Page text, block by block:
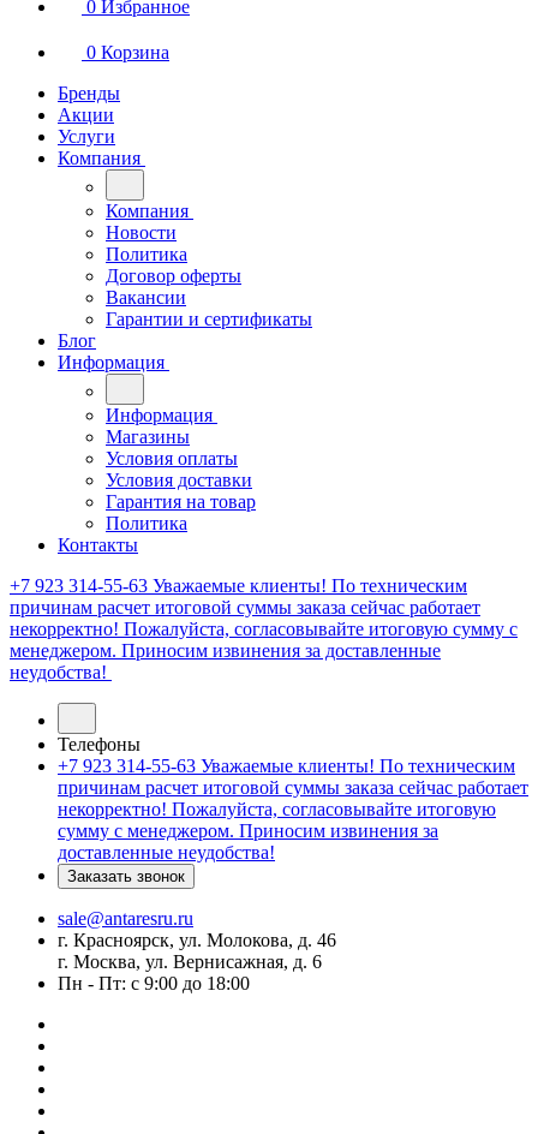
0 Избранное
0 Корзина
Бренды
Акции
Услуги
Компания
Компания
Новости
Политика
Договор оферты
Вакансии
Гарантии и сертификаты
Блог
Информация
Информация
Магазины
Условия оплаты
Условия доставки
Гарантия на товар
Политика
Контакты
+7 923 314-55-63 Уважаемые клиенты! По техническим
причинам расчет итоговой суммы заказа сейчас работает
некорректно! Пожалуйста, согласовывайте итоговую сумму с
менеджером. Приносим извинения за доставленные
неудобства!
Телефоны
+7 923 314-55-63 Уважаемые клиенты! По техническим
причинам расчет итоговой суммы заказа сейчас работает
некорректно! Пожалуйста, согласовывайте итоговую
сумму с менеджером. Приносим извинения за
доставленные неудобства!
Заказать звонок
sale@antaresru.ru
г. Красноярск, ул. Молокова, д. 46
г. Москва, ул. Вернисажная, д. 6
Пн - Пт: с 9:00 до 18:00